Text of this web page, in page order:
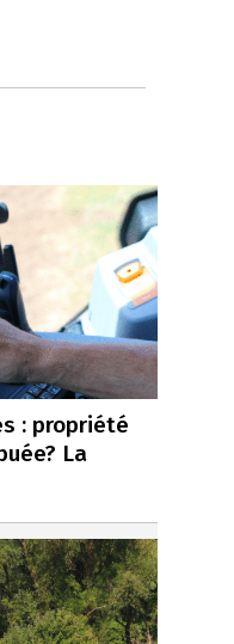
: propriété
La